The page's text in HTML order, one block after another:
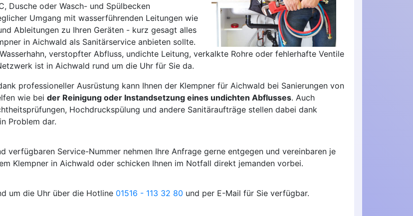
Dusche oder Wasch- und Spülbecken
Umgang mit wasserführenden Leitungen wie
Ableitungen zu Ihren Geräten - kurz gesagt alles
in Aichwald als Sanitärservice anbieten sollte.
verstopfter Abfluss, undichte Leitung, verkalkte Rohre oder fehlerhafte Ventile
ist in Aichwald rund um die Uhr für Sie da.
professioneller Ausrüstung kann Ihnen der Klempner für Aichwald bei Sanierungen von
wie bei der Reinigung oder Instandsetzung eines undichten Abflusses. Auch
Hochdruckspülung und andere Sanitäraufträge stellen dabei dank
Problem dar.
verfügbaren Service-Nummer nehmen Ihre Anfrage gerne entgegen und vereinbaren je
Klempner in Aichwald oder schicken Ihnen im Notfall direkt jemanden vorbei.
um die Uhr über die Hotline 01516 - 113 32 80 und per E-Mail für Sie verfügbar.